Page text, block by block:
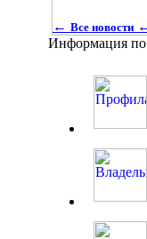
← Все новости
Информация по